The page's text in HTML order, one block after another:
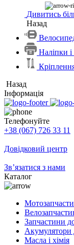
Дивитись
Назад
Наліпки
Назад
Інформація
Телефонуйте
+38 (067) 726 33 11
Довідковий центр
Зв’язатися з нами
Каталог
Запчастини
Акумулятори
Масла і хімія